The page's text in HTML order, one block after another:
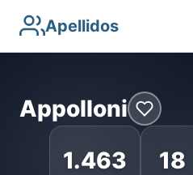
Apellidos
Appolloni
1.463
18